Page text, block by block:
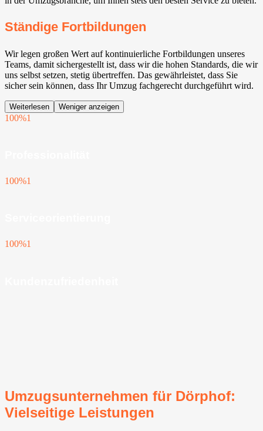
Ständige Fortbildungen
Wir legen großen Wert auf kontinuierliche Fortbildungen unseres
Teams, damit sichergestellt ist, dass wir die hohen Standards, die wir
uns selbst setzen, stetig übertreffen. Das gewährleistet, dass Sie
sicher sein können, dass Ihr Umzug fachgerecht durchgeführt wird.
Weiterlesen Weniger anzeigen
100%1
100%1
100%1
Umzugsunternehmen für Dörphof:
Vielseitige Leistungen